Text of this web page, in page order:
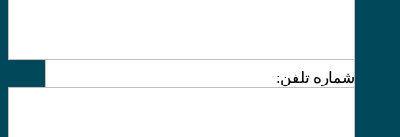
شماره تلفن: